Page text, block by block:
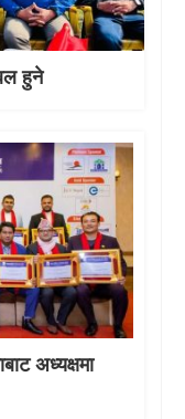
हुने
अध्यक्षमा